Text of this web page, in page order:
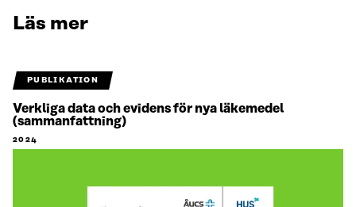
Läs mer
PUBLIKATION
Verkliga data och evidens för nya läkemedel
(sammanfattning)
2024